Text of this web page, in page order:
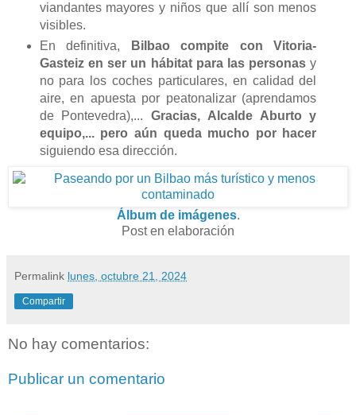
viandantes mayores y niños que allí son menos
visibles.
En definitiva,
Bilbao compite con Vitoria-
Gasteiz en ser un hábitat para las personas y
no para los coches particulares, en calidad del
aire, en apuesta por peatonalizar (aprendamos
de Pontevedra),...Gracias, Alcalde Aburto y
equipo,... pero aún queda mucho por hacer
siguiendo esa dirección.
Álbum de imágenes.
Post en elaboración
Permalink lunes, octubre 21, 2024
Compartir
No hay comentarios:
Publicar un comentario